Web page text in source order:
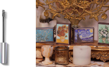
厚14mm
63mm×厚13mm